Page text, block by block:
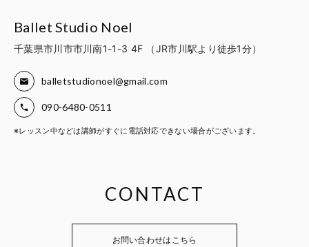
Ballet Studio Noel
千葉県市川市市川南1-1-3 4F （JR市川駅より徒歩1分）
balletstudionoel@gmail.com
090-6480-0511
※レッスン中などは講師がすぐに電話対応できない場合がございます。
CONTACT
お問い合わせはこちら